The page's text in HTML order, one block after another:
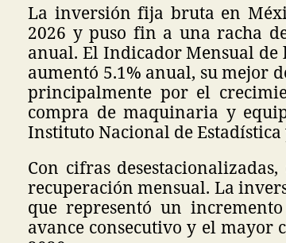
La inversión fija bruta en
2026 y puso fin a una racha
anual. El Indicador Mensual de
aumentó 5.1% anual, su mejor
principalmente por el
compra de maquinaria y
Instituto Nacional de Estadística
Con cifras
recuperación mensual. La
que representó un
avance consecutivo y el mayor